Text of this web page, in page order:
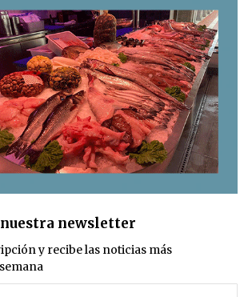
newsletter
y recibe las noticias más